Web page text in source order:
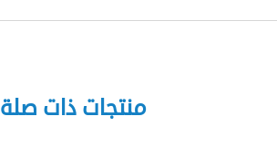
منتجات ذات صلة